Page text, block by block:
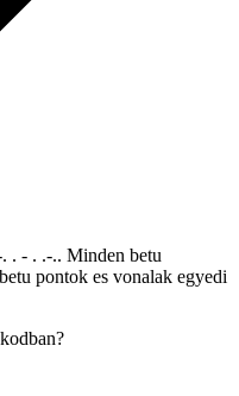
. - . .-.. Minden betu
pontok es vonalak egyedi